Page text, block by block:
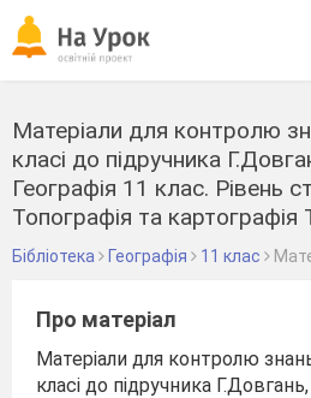
Матеріали для контролю
класі до підручника
Географія 11 клас. Рівень
Топографія та
Бібліотека Географія 11 клас
Про матеріал
Матеріали для контролю
класі до підручника